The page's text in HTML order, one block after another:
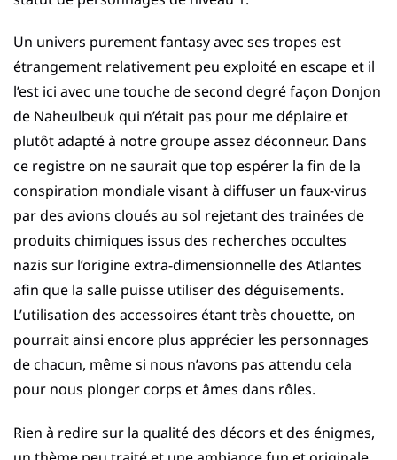
Un univers purement fantasy avec ses tropes est
étrangement relativement peu exploité en escape et il
l’est ici avec une touche de second degré façon Donjon
de Naheulbeuk qui n’était pas pour me déplaire et
plutôt adapté à notre groupe assez déconneur. Dans
ce registre on ne saurait que top espérer la fin de la
conspiration mondiale visant à diffuser un faux-virus
par des avions cloués au sol rejetant des trainées de
produits chimiques issus des recherches occultes
nazis sur l’origine extra-dimensionnelle des Atlantes
afin que la salle puisse utiliser des déguisements.
L’utilisation des accessoires étant très chouette, on
pourrait ainsi encore plus apprécier les personnages
de chacun, même si nous n’avons pas attendu cela
pour nous plonger corps et âmes dans rôles.
Rien à redire sur la qualité des décors et des énigmes,